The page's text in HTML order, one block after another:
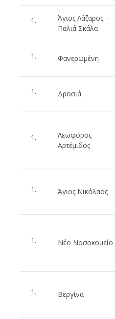
Άγιος Λάζαρος –
Παλιά Σκάλα
Φανερωμένη
Δροσιά
Λεωφόρος
Αρτέμιδος
Άγιος Νικόλαος
Νέο Νοσοκομείο
Βεργίνα